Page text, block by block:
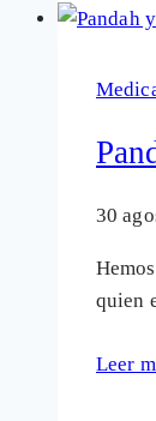
30
quien
Leer